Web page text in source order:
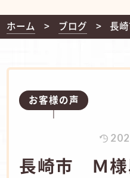
ホーム ブログ 長
お客様の声
長崎市 Ｍ